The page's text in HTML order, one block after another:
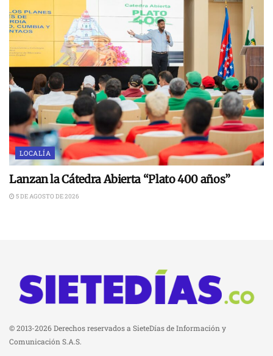
LOCALÍA
Lanzan la Cátedra Abierta “Plato 400 años”
5 DE AGOSTO DE 2026
© 2013-2026 Derechos reservados a SieteDías de Información y
Comunicación S.A.S.